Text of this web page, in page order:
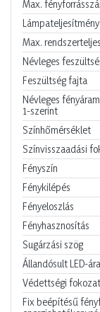
Max.
Lámpateljesítmény
Max.
Névleges
Feszültség fajta
Névleges
1-szerint
Színhőmérséklet
Színvisszaadási
Fényszín
Fénykilépés
Fényeloszlás
Fényhasznosítás
Sugárzási szög
Állandósult LED-
Védettségi fokozat
Fix beépítésű